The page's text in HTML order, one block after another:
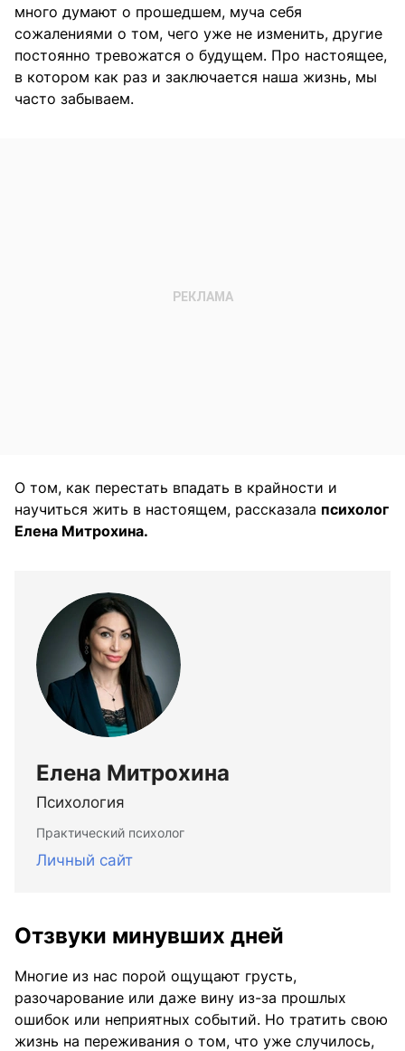
много думают о прошедшем, муча себя
сожалениями о том, чего уже не изменить, другие
постоянно тревожатся о будущем. Про настоящее,
в котором как раз и заключается наша жизнь, мы
часто забываем.
О том, как перестать впадать в крайности и
научиться жить в настоящем, рассказала психолог
Елена Митрохина.
Елена Митрохина
Психология
Практический психолог
Личный сайт
Отзвуки минувших дней
Многие из нас порой ощущают грусть,
разочарование или даже вину из-за прошлых
ошибок или неприятных событий. Но тратить свою
жизнь на переживания о том, что уже случилось,